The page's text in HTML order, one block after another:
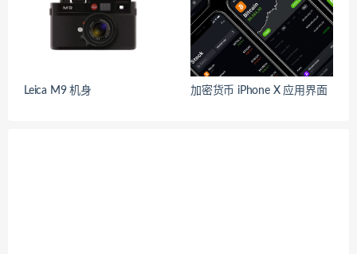
Leica M9 机身 加密货币 iPhone X 应用界面